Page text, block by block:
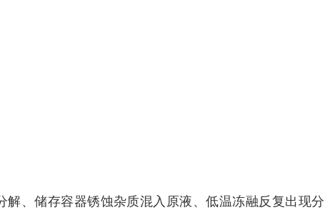
、储存容器锈蚀杂质混入原液、低温冻融反复出现